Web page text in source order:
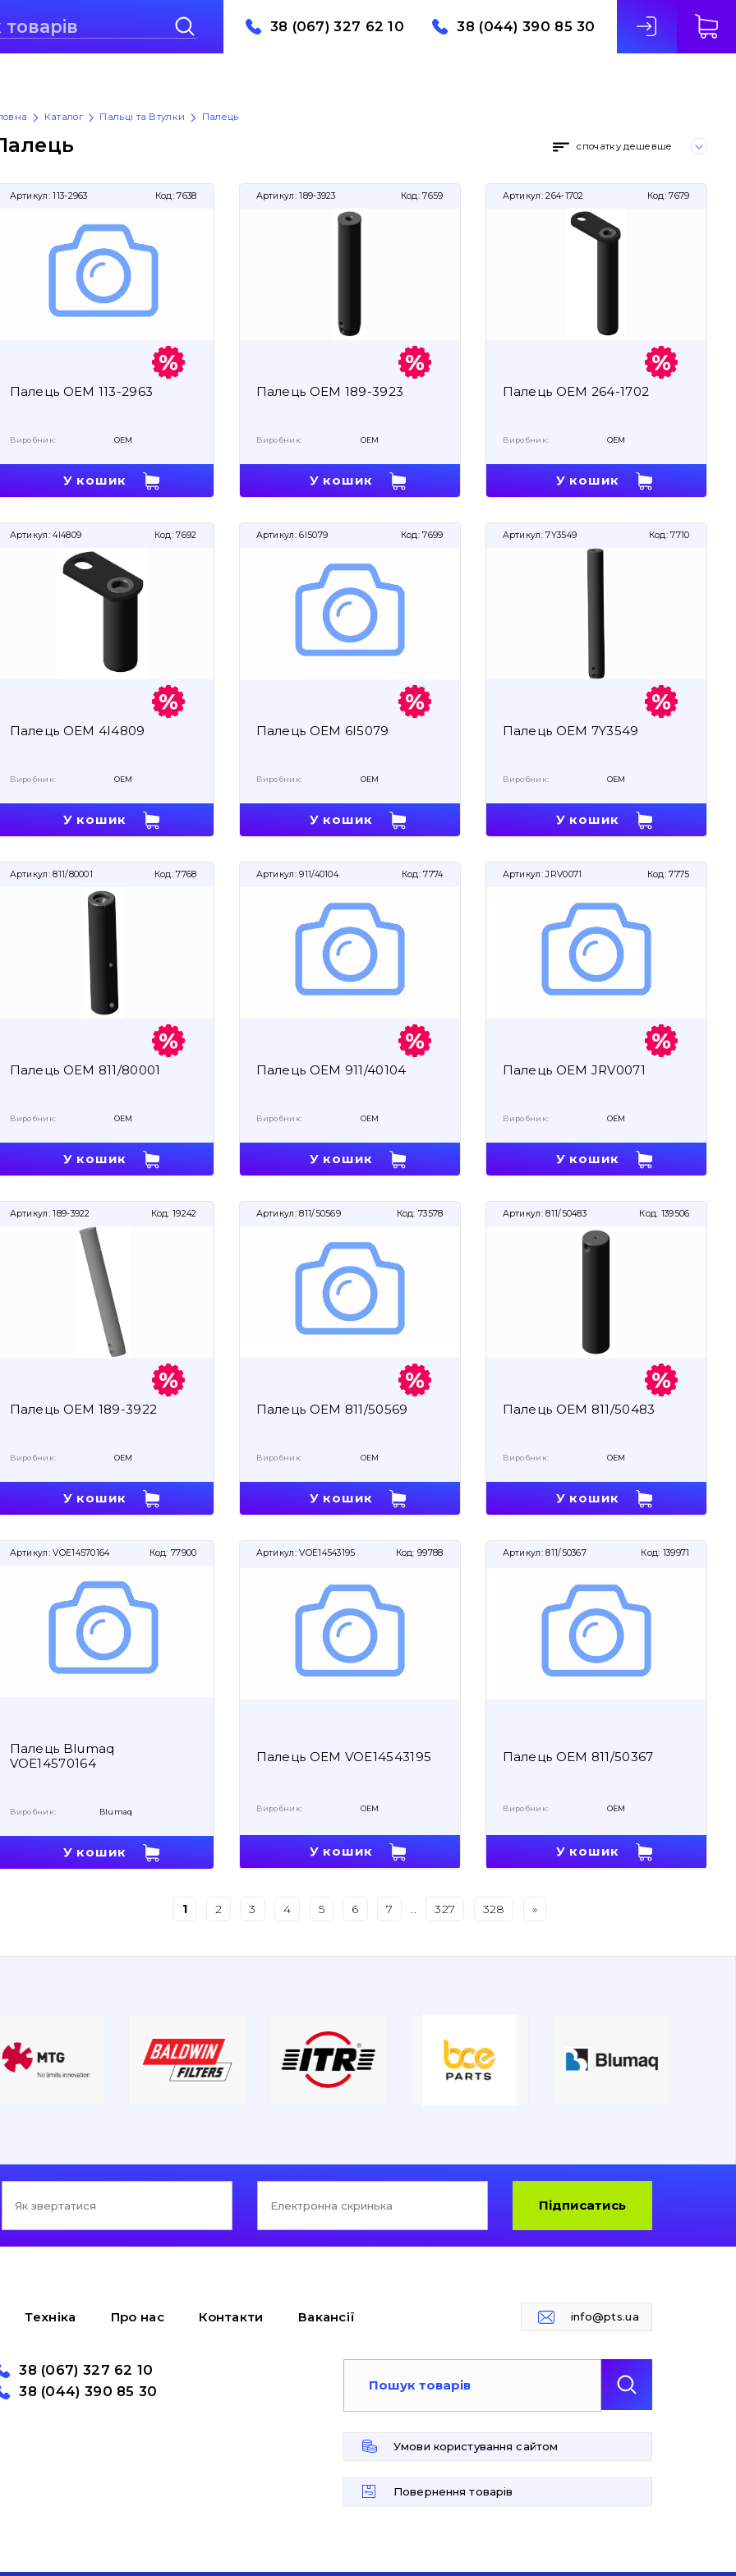
38 (067) 327 62 10 38 (044) 390 85 30
Каталог Пальці та Втулки Палець
спочатку дешевше
Артикул: 113-2963 Код: 7638
Палець OEM 113-2963
Виробник: OEM
У кошик
Артикул: 189-3923 Код: 7659
Палець OEM 189-3923
Виробник: OEM
У кошик
Артикул: 264-1702 Код: 7679
Палець OEM 264-1702
Виробник: OEM
У кошик
Артикул: 4I4809 Код: 7692
Палець OEM 4I4809
Виробник: OEM
У кошик
Артикул: 6I5079 Код: 7699
Палець OEM 6I5079
Виробник: OEM
У кошик
Артикул: 7Y3549 Код: 7710
Палець OEM 7Y3549
Виробник: OEM
У кошик
Артикул: 811/80001 Код: 7768
Палець OEM 811/80001
Виробник: OEM
У кошик
Артикул: 911/40104 Код: 7774
Палець OEM 911/40104
Виробник: OEM
У кошик
Артикул: JRV0071 Код: 7775
Палець OEM JRV0071
Виробник: OEM
У кошик
Артикул: 189-3922 Код: 19242
Палець OEM 189-3922
Виробник: OEM
У кошик
Артикул: 811/50569 Код: 73578
Палець OEM 811/50569
Виробник: OEM
У кошик
Артикул: 811/50483 Код: 139506
Палець OEM 811/50483
Виробник: OEM
У кошик
Артикул: VOE14570164 Код: 77900
Палець Blumaq
VOE14570164
Виробник: Blumaq
У кошик
Артикул: VOE14543195 Код: 99788
Палець OEM VOE14543195
Виробник: OEM
У кошик
Артикул: 811/50367 Код: 139971
Палець OEM 811/50367
Виробник: OEM
У кошик
1 2 3 4 5 6 7 327 328 »
Підписатись
Техніка Про нас Контакти Вакансії info@pts.ua
38 (067) 327 62 10
38 (044) 390 85 30
Умови користування сайтом
Повернення товарів